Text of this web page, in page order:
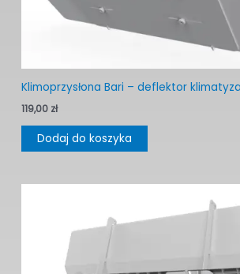
Klimoprzysłona Bari – deflektor
119,00 zł
Dodaj do koszyka